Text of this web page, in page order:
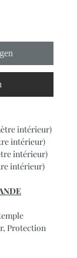
intérieur)
intérieur)
intérieur)
intérieur)
Protection